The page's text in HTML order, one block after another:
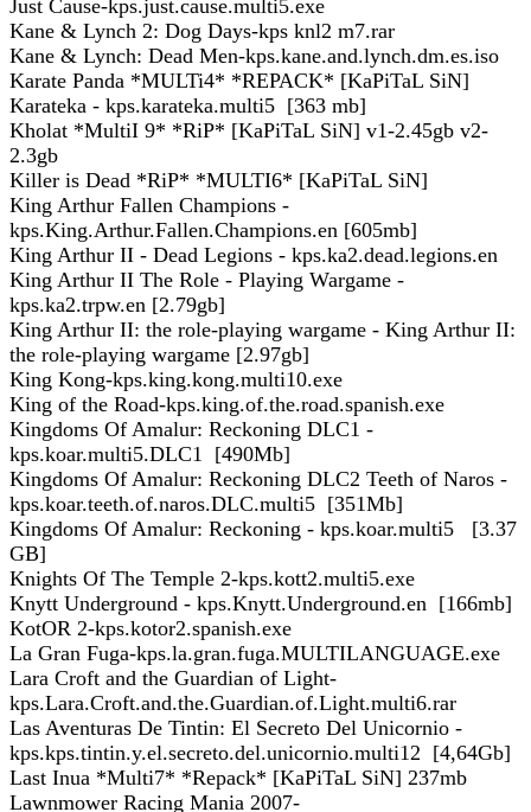
Just Cause-kps.just.cause.multi5.exe
Kane & Lynch 2: Dog Days-kps knl2 m7.rar
Kane & Lynch: Dead Men-kps.kane.and.lynch.dm.es.iso
Karate Panda *MULTi4* *REPACK* [KaPiTaL SiN]
Karateka - kps.karateka.multi5 [363 mb]
Kholat *MultiI 9* *RiP* [KaPiTaL SiN] v1-2.45gb v2-
2.3gb
Killer is Dead *RiP* *MULTI6* [KaPiTaL SiN]
King Arthur Fallen Champions -
kps.King.Arthur.Fallen.Champions.en [605mb]
King Arthur II - Dead Legions - kps.ka2.dead.legions.en
King Arthur II The Role - Playing Wargame -
kps.ka2.trpw.en [2.79gb]
King Arthur II: the role-playing wargame - King Arthur II:
the role-playing wargame [2.97gb]
King Kong-kps.king.kong.multi10.exe
King of the Road-kps.king.of.the.road.spanish.exe
Kingdoms Of Amalur: Reckoning DLC1 -
kps.koar.multi5.DLC1 [490Mb]
Kingdoms Of Amalur: Reckoning DLC2 Teeth of Naros -
kps.koar.teeth.of.naros.DLC.multi5 [351Mb]
Kingdoms Of Amalur: Reckoning - kps.koar.multi5 [3.37
GB]
Knights Of The Temple 2-kps.kott2.multi5.exe
Knytt Underground - kps.Knytt.Underground.en [166mb]
KotOR 2-kps.kotor2.spanish.exe
La Gran Fuga-kps.la.gran.fuga.MULTILANGUAGE.exe
Lara Croft and the Guardian of Light-
kps.Lara.Croft.and.the.Guardian.of.Light.multi6.rar
Las Aventuras De Tintin: El Secreto Del Unicornio -
kps.kps.tintin.y.el.secreto.del.unicornio.multi12 [4,64Gb]
Last Inua *Multi7* *Repack* [KaPiTaL SiN] 237mb
Lawnmower Racing Mania 2007-